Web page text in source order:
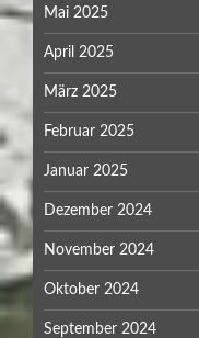
Mai 2025
April 2025
März 2025
Februar 2025
Januar 2025
Dezember 2024
November 2024
Oktober 2024
September 2024